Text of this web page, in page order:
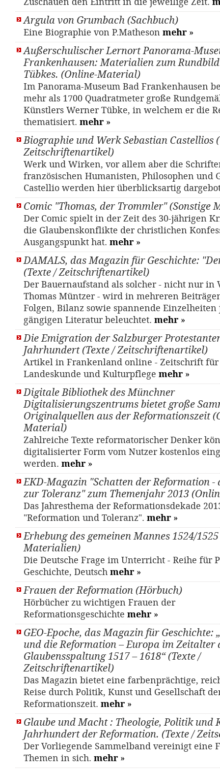
Argula von Grumbach (Sachbuch)
Eine Biographie von P.Matheson mehr »
Außerschulischer Lernort Panorama-
Frankenhausen: Materialien zum
Tübkes. (Online-Material)
Im Panorama-Museum Bad Frankenhausen
mehr als 1700 Quadratmeter große
Künstlers Werner Tübke, in welchem er die
thematisiert. mehr »
Biographie und Werk Sebastian Castellios
Zeitschriftenartikel)
Werk und Wirken, vor allem aber die
französischen Humanisten, Philosophen und
Castellio werden hier überblicksartig
Comic "Thomas, der Trommler" (Sonstige
Der Comic spielt in der Zeit des 30-jährigen
die Glaubenskonflikte der christlichen
Ausgangspunkt hat. mehr »
DAMALS, das Magazin für Geschichte:
(Texte / Zeitschriftenartikel)
Der Bauernaufstand als solcher - nicht nur in
Thomas Müntzer - wird in mehreren
Folgen, Bilanz sowie spannende Einzelheiten
gängigen Literatur beleuchtet. mehr »
Die Emigration der Salzburger
Jahrhundert (Texte / Zeitschriftenartikel)
Artikel in Frankenland online - Zeitschrift
Landeskunde und Kulturpflege mehr »
Digitale Bibliothek des Münchner
Digitalisierungszentrums bietet große
Originalquellen aus der Reformationszeit
Material)
Zahlreiche Texte reformatorischer Denker
digitalisierter Form vom Nutzer kostenlos
werden. mehr »
EKD-Magazin "Schatten der Reformation -
zur Toleranz" zum Themenjahr 2013
Das Jahresthema der Reformationsdekade
"Reformation und Toleranz". mehr »
Erhebung des gemeinen Mannes 1524/
Materialien)
Die Deutsche Frage im Unterricht - Reihe für
Geschichte, Deutsch mehr »
Frauen der Reformation (Hörbuch)
Hörbücher zu wichtigen Frauen der
Reformationsgeschichte mehr »
GEO-Epoche, das Magazin für
und die Reformation – Europa im Zeitalter
Glaubensspaltung 1517 – 1618“ (Texte /
Zeitschriftenartikel)
Das Magazin bietet eine farbenprächtige,
Reise durch Politik, Kunst und Gesellschaft
Reformationszeit. mehr »
Glaube und Macht : Theologie, Politik und
Jahrhundert der Reformation. (Texte /
Der Vorliegende Sammelband vereinigt eine
Themen in sich. mehr »